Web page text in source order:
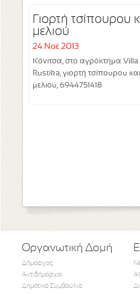
Γιορτή τσίπουρου
μελιού
24 Νοέ 2013
Κόνιτσα, στο αγρόκτημα Villa
Rustika, γιορτή τσίπουρου και
μελιού, 6944751418
Οργανωτική Δομή
Δήμαρχος
Αντιδήμαρχοι
Δημοτικό Συμβούλιο